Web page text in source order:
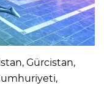
Gürcistan,